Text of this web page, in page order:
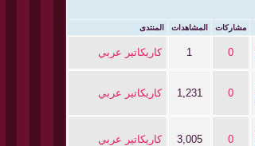
مشاركات المشاهدات المنتدى
0
1 كاريكاتير عربي
0
1,231 كاريكاتير عربي
0
3,005 كاريكاتير عربي